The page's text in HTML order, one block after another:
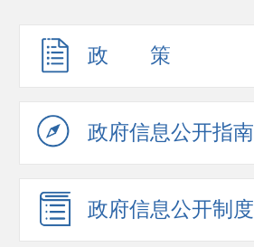
政 策
政府信息公开指南
政府信息公开制度